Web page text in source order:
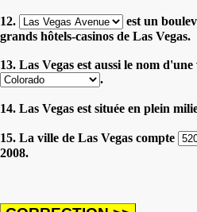
12.
est un
grands hôtels-casinos de Las Vegas.
13. Las Vegas est aussi le nom
.
14. Las Vegas est située en plein
15. La ville de Las Vegas compte
2008.